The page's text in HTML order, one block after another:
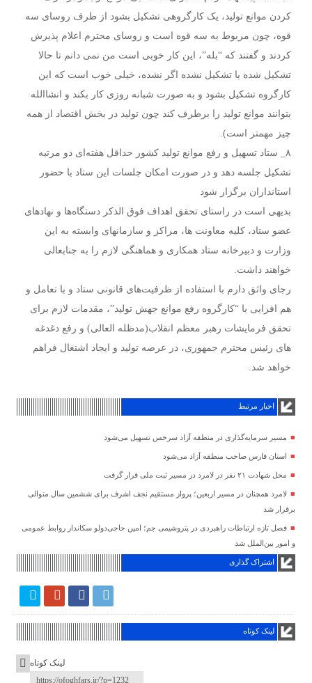
کردن موانع تولید، یک کارگروهی تشکیل بشود از طرف روسای سه
قوه، چون مربوط به سه قوه است و روسای محترم اعلام پذیرش
کردند و گفتند که “بله”، این کار خوبی است من نمی دانم تا حالا
تشکیل شده یا تشکیل نشده اگر نشده، خیلی خوب است که این
کارگروه تشکیل بشود و به صورت شبانه روزی کار بکند و انشاالله
بتوانند موانع تولید را برطرف کند چون تولید در بخش اقتصاد از همه
چیز مهمتر است).
۸_ ستاد تسهیل و رفع موانع تولید کشور حداقل هفته‌ای دو مرتبه
تشکیل جلسه دهد و در صورت امکان جلسات این ستاد با حضور
استانداران برگزار شود
بدیهی است در راستای تحقق اهداف فوق الذکر دستگاه‌ها و نهادهای
عضو ستاد، کلیه معاونت ها، مراکز و سازمانهای وابسته به این
وزارت و دبیرخانه ستاد همکاری و هماهنگی لازم را به جنابعالی
خواهند داشت.
رجای واثق دارم با استفاده از ظرفیت‌های قانونی ستاد و با تعامل و
هم افزایی با “کارگروه رفع موانع جهش تولید”، مقدمات لازم برای
تحقق فرمایشات رهبر معظم انقلاب(مدظله العالی) و رفع دغدغه
های رئیس محترم جمهوری، در عرصه تولید و ایجاد اشتغال فراهم
خواهد شد.
اخبار مرتبط
مسیر سرمایه‌گذاری در منطقه آزاد سرخس تسهیل می‌شود
استان فارس صاحب منطقه آزاد می‌شود
محل شهادت ۲۱ نفر در لامرد در مسیر ثبت ملی قرار گرفت
لامرد همچنان در مسیر اربعین؛ پرواز مستقیم نجف اشرف برای ششمین سال متوالی
برقرار شد
فصل تازه ارتباطات راهبردی در پتروشیمی جم؛ امین حاجی‌دولو سکاندار روابط عمومی
و امور بین‌الملل شد
اشتراک گذاری
لینک کوتاه
لینک کوتاه